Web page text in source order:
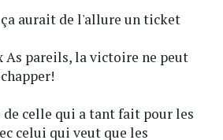
ça aurait de l'allure un ticket
As pareils, la victoire ne peut
de celle qui a tant fait pour les
celui qui veut que les